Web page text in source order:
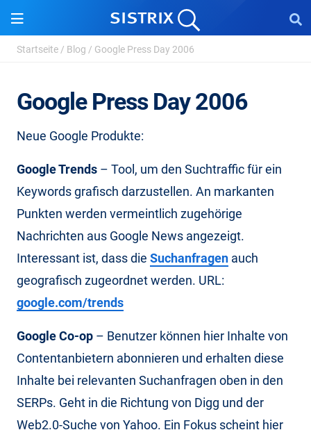
Startseite / Blog / Google Press Day 2006
Google Press Day 2006
Neue Google Produkte:
Google Trends – Tool, um den Suchtraffic für ein
Keywords grafisch darzustellen. An markanten
Punkten werden vermeintlich zugehörige
Nachrichten aus Google News angezeigt.
Interessant ist, dass die Suchanfragen auch
geografisch zugeordnet werden. URL:
google.com/trends
Google Co-op – Benutzer können hier Inhalte von
Contentanbietern abonnieren und erhalten diese
Inhalte bei relevanten Suchanfragen oben in den
SERPs. Geht in die Richtung von Digg und der
Web2.0-Suche von Yahoo. Ein Fokus scheint hier